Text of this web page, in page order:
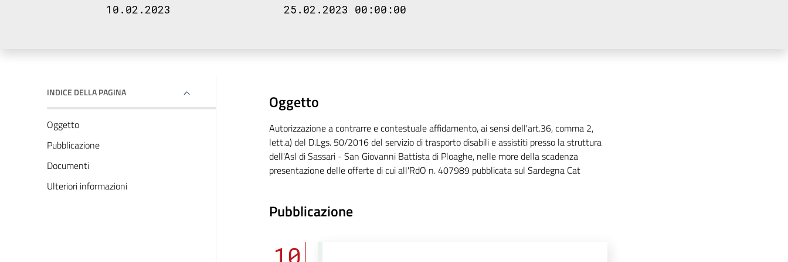
10.02.2023
25.02.2023 00:00:00
INDICE DELLA PAGINA
Oggetto
Pubblicazione
Documenti
Ulteriori informazioni
Oggetto
Autorizzazione a contrarre e contestuale affidamento, ai sensi dell'art.36, comma 2,
lett.a) del D.Lgs. 50/2016 del servizio di trasporto disabili e assistiti presso la struttura
dell'Asl di Sassari - San Giovanni Battista di Ploaghe, nelle more della scadenza
presentazione delle offerte di cui all'RdO n. 407989 pubblicata sul Sardegna Cat
Pubblicazione